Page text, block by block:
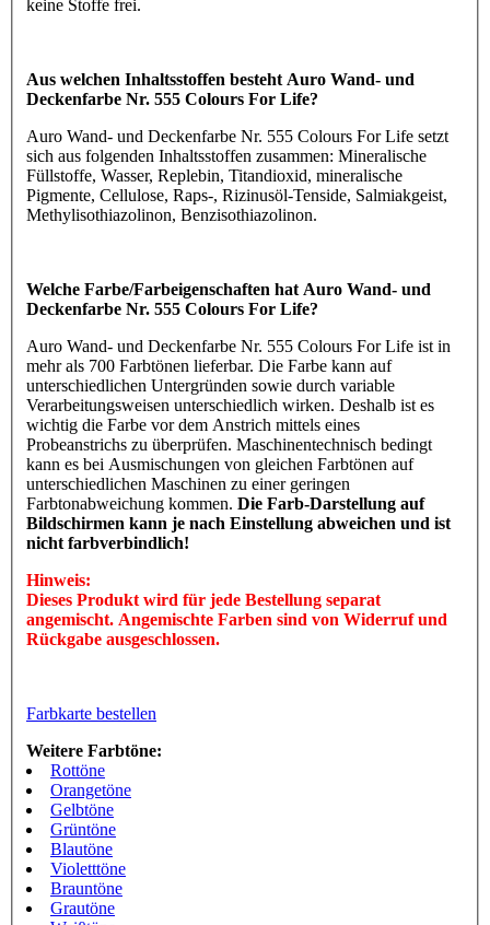
keine Stoffe frei.
Aus welchen Inhaltsstoffen besteht Auro Wand- und
Deckenfarbe Nr. 555 Colours For Life?
Auro Wand- und Deckenfarbe Nr. 555 Colours For Life setzt
sich aus folgenden Inhaltsstoffen zusammen: Mineralische
Füllstoffe, Wasser, Replebin, Titandioxid, mineralische
Pigmente, Cellulose, Raps-, Rizinusöl-Tenside, Salmiakgeist,
Methylisothiazolinon, Benzisothiazolinon.
Welche Farbe/Farbeigenschaften hat Auro Wand- und
Deckenfarbe Nr. 555 Colours For Life?
Auro Wand- und Deckenfarbe Nr. 555 Colours For Life ist in
mehr als 700 Farbtönen lieferbar. Die Farbe kann auf
unterschiedlichen Untergründen sowie durch variable
Verarbeitungsweisen unterschiedlich wirken. Deshalb ist es
wichtig die Farbe vor dem Anstrich mittels eines
Probeanstrichs zu überprüfen. Maschinentechnisch bedingt
kann es bei Ausmischungen von gleichen Farbtönen auf
unterschiedlichen Maschinen zu einer geringen
Farbtonabweichung kommen. Die Farb-Darstellung auf
Bildschirmen kann je nach Einstellung abweichen und ist
nicht farbverbindlich!
Hinweis:
Dieses Produkt wird für jede Bestellung separat
angemischt. Angemischte Farben sind von Widerruf und
Rückgabe ausgeschlossen.
Farbkarte bestellen
Weitere Farbtöne:
Rottöne
Orangetöne
Gelbtöne
Grüntöne
Blautöne
Violetttöne
Brauntöne
Grautöne